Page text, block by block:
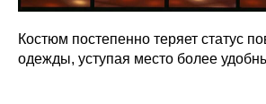
Костюм постепенно теряет статус
одежды, уступая место более